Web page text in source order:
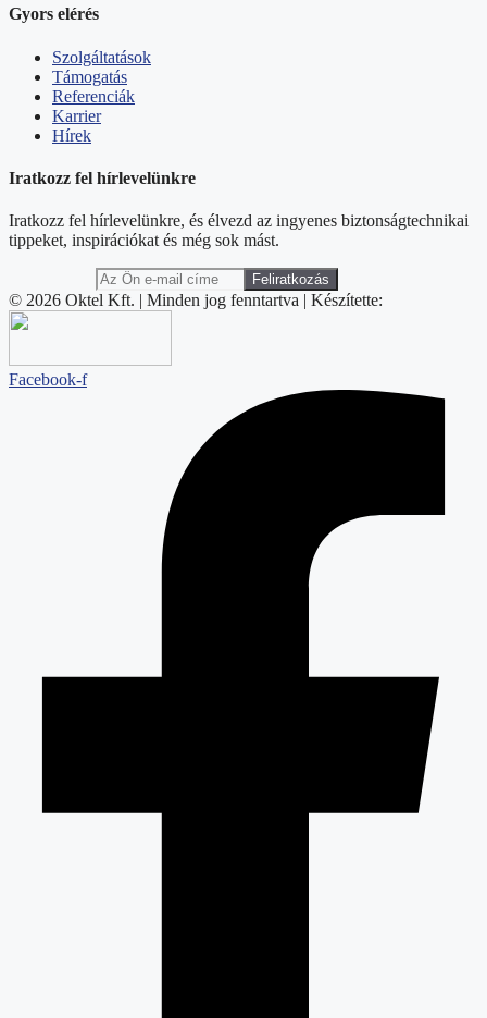
Gyors elérés
Szolgáltatások
Támogatás
Referenciák
Karrier
Hírek
Iratkozz fel hírlevelünkre
Iratkozz fel hírlevelünkre, és élvezd az ingyenes biztonságtechnikai
tippeket, inspirációkat és még sok mást.
© 2026 Oktel Kft. | Minden jog fenntartva | Készítette:
Facebook-f